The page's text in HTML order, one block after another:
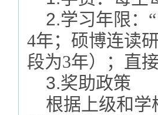
2.学习年限：
4年；硕博连读
段为3年）
；直
3.奖助政策
根据上级和